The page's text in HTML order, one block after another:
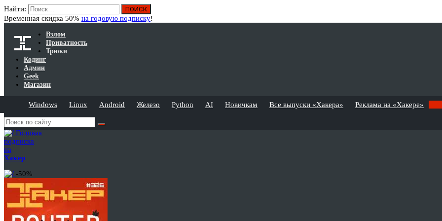
Найти:
Временная скидка 50% на годовую подписку!
Взлом
Приватность
Трюки
Кодинг
Админ
Geek
Магазин
Windows Linux Android Железо Python AI Новичкам Все выпуски «Хакера» Реклама на «Хакере»
Годовая
подписка
на
Хакер
-50%